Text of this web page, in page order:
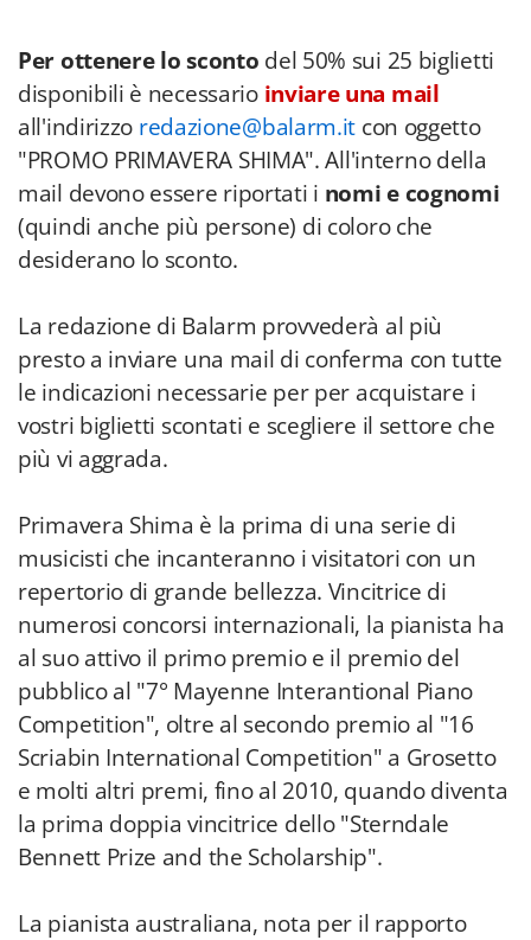
Per ottenere lo sconto del 50% sui 25 biglietti
disponibili è necessario inviare una mail
all'indirizzo redazione@balarm.it con oggetto
"PROMO PRIMAVERA SHIMA". All'interno della
mail devono essere riportati i nomi e cognomi
(quindi anche più persone) di coloro che
desiderano lo sconto.
La redazione di Balarm provvederà al più
presto a inviare una mail di conferma con tutte
le indicazioni necessarie per per acquistare i
vostri biglietti scontati e scegliere il settore che
più vi aggrada.
Primavera Shima è la prima di una serie di
musicisti che incanteranno i visitatori con un
repertorio di grande bellezza. Vincitrice di
numerosi concorsi internazionali, la pianista ha
al suo attivo il primo premio e il premio del
pubblico al "7° Mayenne Interantional Piano
Competition", oltre al secondo premio al "16
Scriabin International Competition" a Grosetto
e molti altri premi, fino al 2010, quando diventa
la prima doppia vincitrice dello "Sterndale
Bennett Prize and the Scholarship".
La pianista australiana, nota per il rapporto